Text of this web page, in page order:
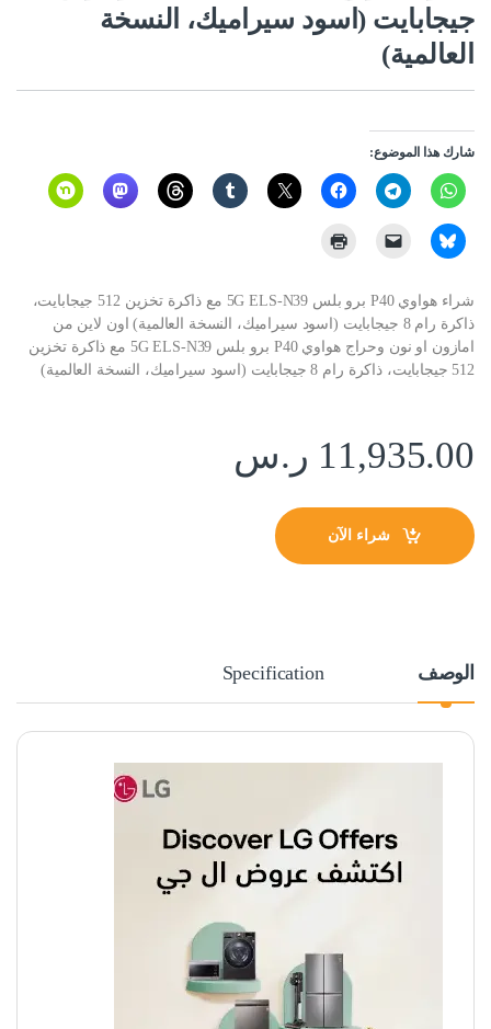
جيجابايت (اسود سيراميك، النسخة
العالمية)
شارك هذا الموضوع:
شراء هواوي P40 برو بلس 5G ELS-N39 مع ذاكرة تخزين 512 جيجابايت،
ذاكرة رام 8 جيجابايت (اسود سيراميك، النسخة العالمية) اون لاين من
امازون او نون وحراج هواوي P40 برو بلس 5G ELS-N39 مع ذاكرة تخزين
512 جيجابايت، ذاكرة رام 8 جيجابايت (اسود سيراميك، النسخة العالمية)
11,935.00 ر.س
شراء الآن
الوصف Specification